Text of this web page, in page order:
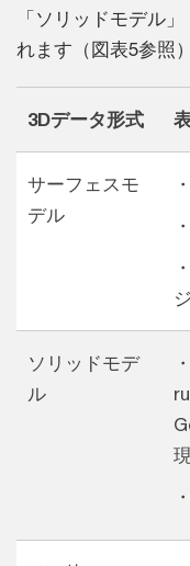
「ソリッドモデル
れます（図表5参照）
3Dデータ形式
サーフェスモ
デル
ソリッドモデ
ル
現